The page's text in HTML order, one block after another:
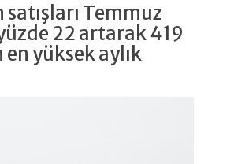
Temmuz
22 artarak 419
en yüksek aylık